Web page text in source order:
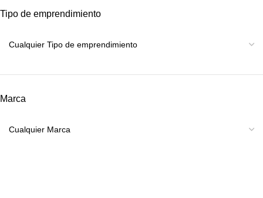
Tipo de emprendimiento
Marca